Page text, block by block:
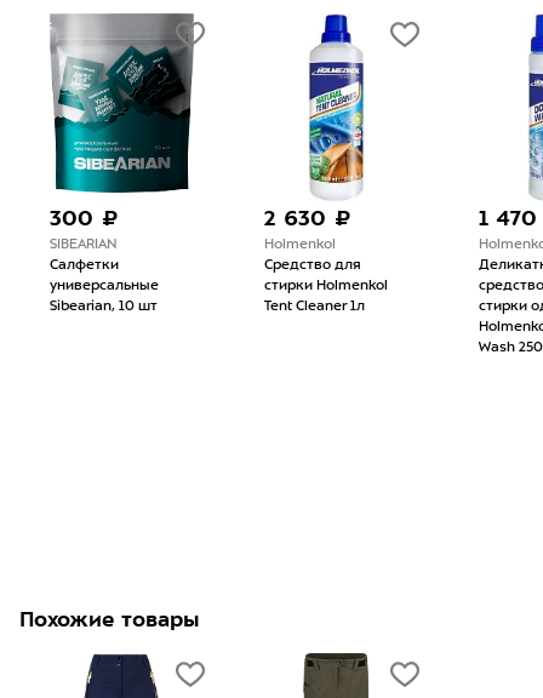
300 ₽
SIBEARIAN
Салфетки
универсальные
Sibearian, 10 шт
2 630 ₽
Holmenkol
Средство для
стирки Holmenkol
Tent Cleaner 1л
1
стирки
Wash
Похожие товары